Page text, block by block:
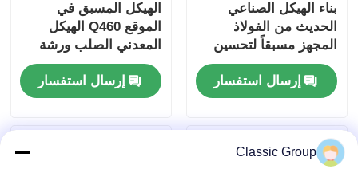
بناء الهيكل الصناعي
الحديث من الفولاذ
المجهز مسبقاً لتحسين
إنتاجية ورشة العمل
إرسال استفسار
الهيكل المسبق في
الموقع Q460 الهيكل
المعدني الصلب ورشة
عمل مباني المكاتب
إرسال استفسار
Classic Group